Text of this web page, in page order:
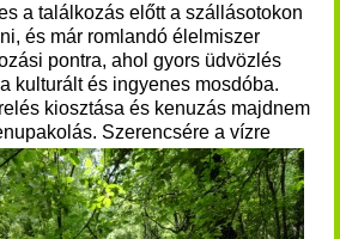
a találkozás előtt a szállásotokon
és már romlandó élelmiszer
pontra, ahol gyors üdvözlés
kulturált és ingyenes mosdóba.
kiosztása és kenuzás majdnem
Szerencsére a vízre